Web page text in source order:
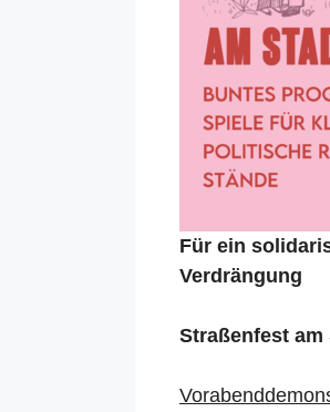
Für ein
Verdrängung
Straßenfest am